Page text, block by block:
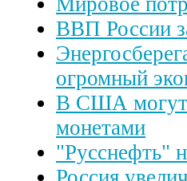
ВВП России
огромный
В США могут
монетами
"Русснефть"